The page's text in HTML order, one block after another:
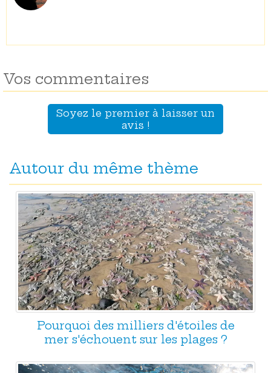
Vos commentaires
Soyez le premier à laisser un
avis !
Autour du même thème
Pourquoi des milliers d'étoiles de
mer s'échouent sur les plages ?